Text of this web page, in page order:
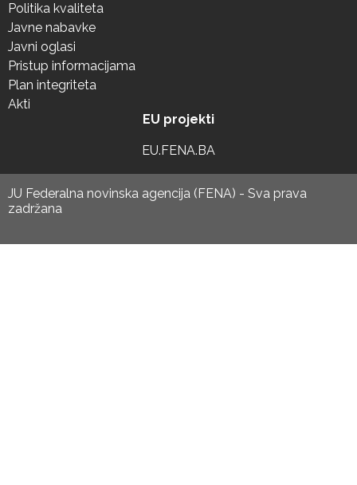
Politika kvaliteta
Javne nabavke
Javni oglasi
Pristup informacijama
Plan integriteta
Akti
EU projekti
EU.FENA.BA
JU Federalna novinska agencija (FENA) - Sva prava
zadržana